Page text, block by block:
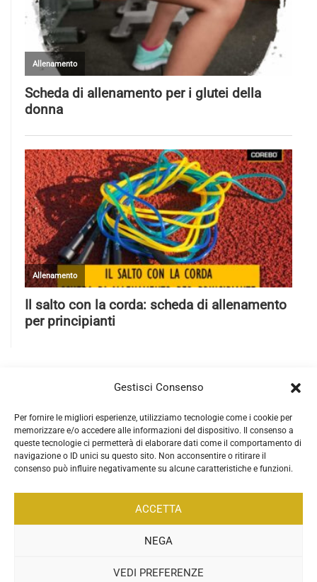
Gestisci Consenso
Per fornire le migliori esperienze, utilizziamo tecnologie come i cookie per
memorizzare e/o accedere alle informazioni del dispositivo. Il consenso a
queste tecnologie ci permetterà di elaborare dati come il comportamento di
navigazione o ID unici su questo sito. Non acconsentire o ritirare il
consenso può influire negativamente su alcune caratteristiche e funzioni.
ACCETTA
NEGA
VEDI PREFERENZE